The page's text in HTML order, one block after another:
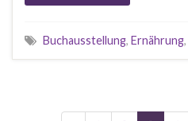
Buchausstellung, Ernährung,